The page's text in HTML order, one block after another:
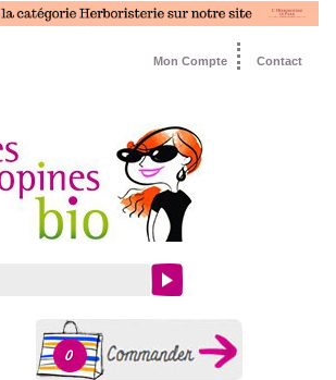
Contact
Mon Compte
0